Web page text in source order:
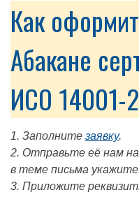
Как
Абакане
ИСО 14001-
1. Заполните заявку.
2. Отправьте её нам
в теме письма
3. Приложите